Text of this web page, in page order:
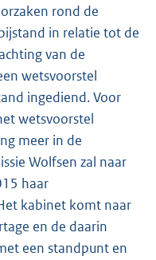
rond de
in relatie tot de
van de
wetsvoorstel
ingediend. Voor
wetsvoorstel
meer in de
Wolfsen zal naar
haar
kabinet komt naar
en de daarin
een standpunt en